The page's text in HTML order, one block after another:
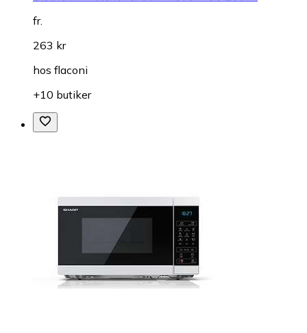
fr.
263 kr
hos flaconi
+10 butiker